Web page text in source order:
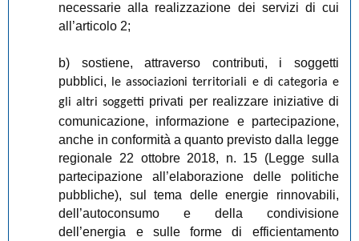
necessarie alla realizzazione dei servizi di cui
all’articolo 2;
b) sostiene, attraverso contributi, i soggetti
pubblici, le associazioni territoriali e di categoria e
gli altri soggetti privati per realizzare iniziative di
comunicazione, informazione e partecipazione,
anche in conformità a quanto previsto dalla legge
regionale 22 ottobre 2018, n. 15 (Legge sulla
partecipazione all’elaborazione delle politiche
pubbliche), sul tema delle energie rinnovabili,
dell’autoconsumo e della condivisione
dell’energia e sulle forme di efficientamento